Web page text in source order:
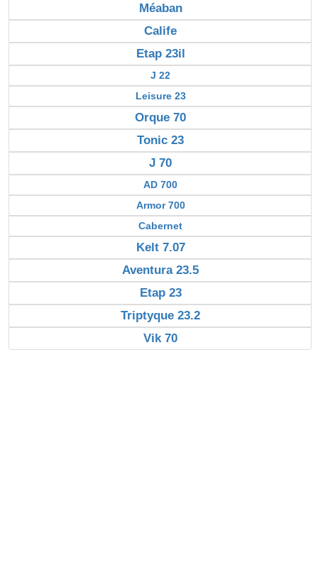
Méaban
Calife
Etap 23il
J 22
Leisure 23
Orque 70
Tonic 23
J 70
AD 700
Armor 700
Cabernet
Kelt 7.07
Aventura 23.5
Etap 23
Triptyque 23.2
Vik 70